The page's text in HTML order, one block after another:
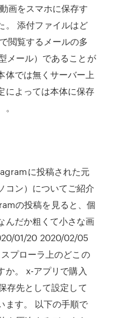
画をスマホに保存す
。 添付ファイルはど
閲覧するメールの多
メール）であることが
体では無くサーバー上
によっては本体に保存
に投稿された元
コン）についてご紹介
の投稿を見ると、個
んだか粗くて小さな画
01/20 2020/02/05
プローラ上のどこの
か。 x-アプリで購入
存先として設定して
ます。 以下の手順で